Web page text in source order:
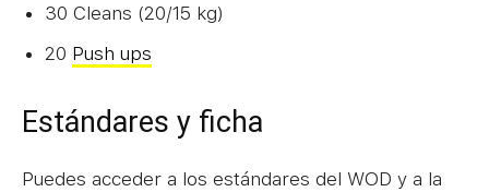
30 Cleans (20/15 kg)
20 Push ups
Estándares y ficha
Puedes acceder a los estándares del WOD y a la